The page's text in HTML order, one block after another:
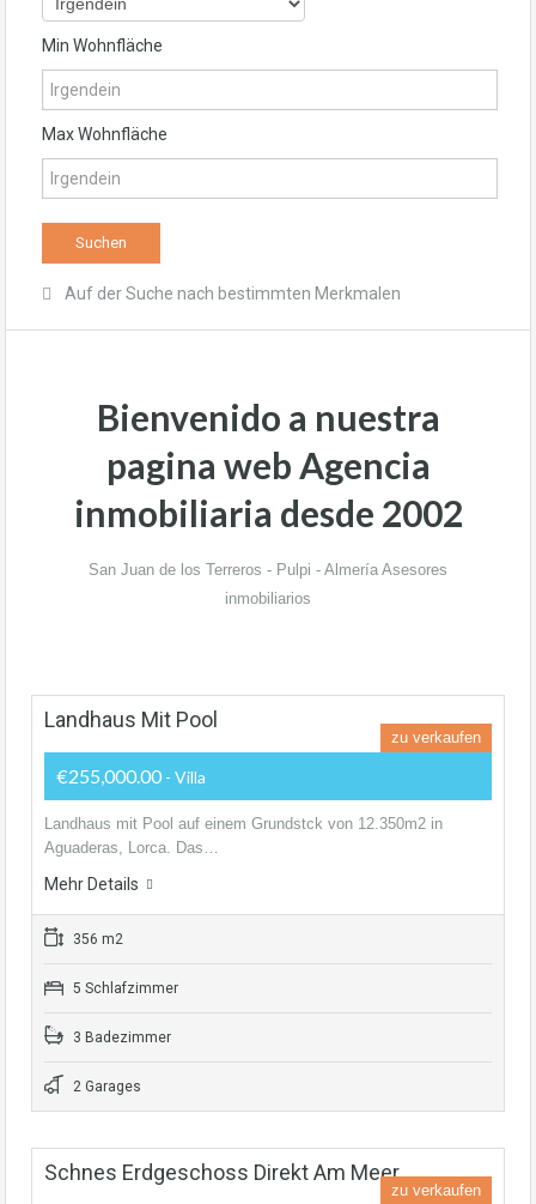
Min Wohnfläche
Max Wohnfläche
Auf der Suche nach bestimmten Merkmalen
Bienvenido a nuestra
pagina web Agencia
inmobiliaria desde 2002
San Juan de los Terreros - Pulpi - Almería Asesores
inmobiliarios
Landhaus Mit Pool
zu verkaufen
€255,000.00 - Villa
Landhaus mit Pool auf einem Grundstck von 12.350m2 in
Aguaderas, Lorca. Das…
Mehr Details
356 m2
5 Schlafzimmer
3 Badezimmer
2 Garages
Schnes Erdgeschoss Direkt Am Meer
zu verkaufen